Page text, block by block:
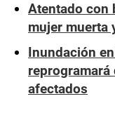
Atentado con
mujer muerta
Inundación
afectados